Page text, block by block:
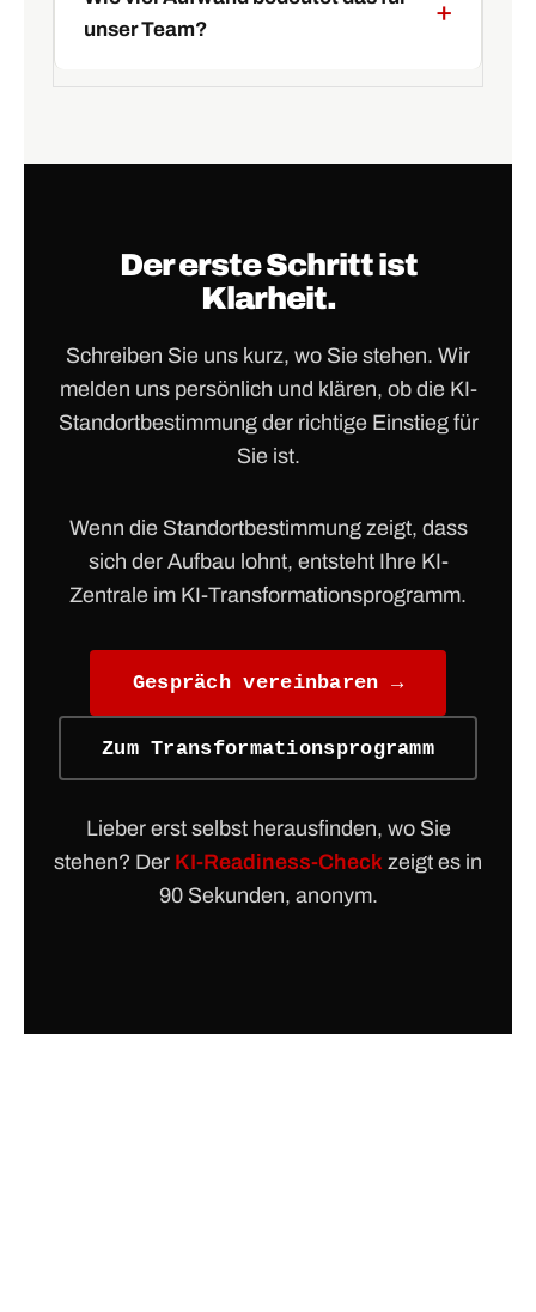
unser Team?
Der erste Schritt ist
Klarheit.
Schreiben Sie uns kurz, wo Sie stehen. Wir
melden uns persönlich und klären, ob die KI-
Standortbestimmung der richtige Einstieg für
Sie ist.
Wenn die Standortbestimmung zeigt, dass
sich der Aufbau lohnt, entsteht Ihre KI-
Zentrale im KI-Transformationsprogramm.
Gespräch vereinbaren →
Zum Transformationsprogramm
Lieber erst selbst herausfinden, wo Sie
stehen? Der KI-Readiness-Check zeigt es in
90 Sekunden, anonym.